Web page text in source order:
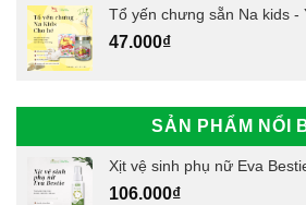
Tổ yến chưng sẵn Na kids -
47.000₫
SẢN PHẨM NỔI
Xịt vệ sinh phụ nữ Eva
106.000₫